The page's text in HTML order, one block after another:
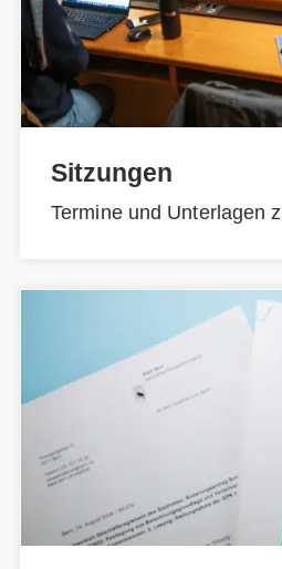
Sitzungen
Termine und Unterlagen